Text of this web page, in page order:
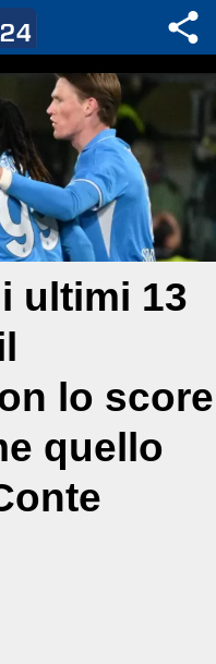
ultimi 13
lo score
quello